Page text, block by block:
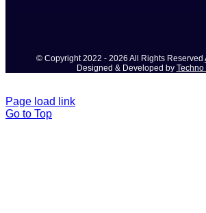
© Copyright 2022 - 2026 All Rights Reserved
Designed & Developed by Techno
Page load link
Go to Top